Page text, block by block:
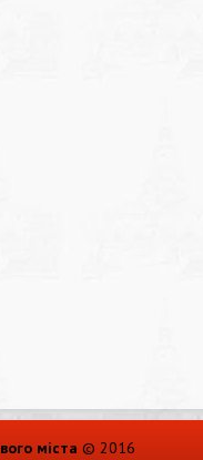
міста © 2016